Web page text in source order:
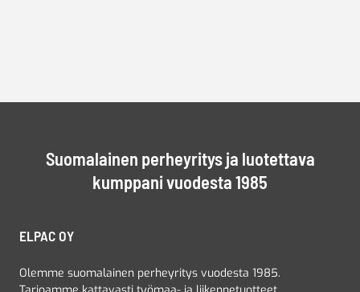
Suomalainen perheyritys ja luotettava
kumppani vuodesta 1985
ELPAC OY
Olemme suomalainen perheyritys vuodesta 1985.